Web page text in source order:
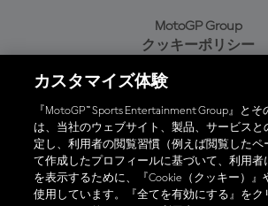
MotoGP Group
クッキーポリシー
プライバシーポリシー
購入ポリシー
オフィシャルアプリ
カスタマイズ体験
『MotoGP™ Sports Entertainment Group』と
は、当社のウェブサイト、製品、サービスと
定し、利用者の閲覧習慣（例えば閲覧したペ
て作成したプロフィールに基づいて、利用者
を表示するために、『Cookie（クッキー）』
使用しています。『全てを有効にする』をク